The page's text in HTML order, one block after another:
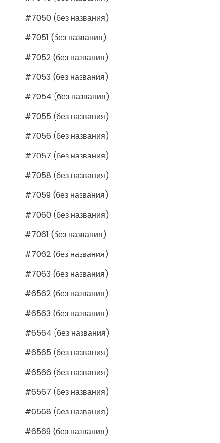
#7050 (без названия)
#7051 (без названия)
#7052 (без названия)
#7053 (без названия)
#7054 (без названия)
#7055 (без названия)
#7056 (без названия)
#7057 (без названия)
#7058 (без названия)
#7059 (без названия)
#7060 (без названия)
#7061 (без названия)
#7062 (без названия)
#7063 (без названия)
#6562 (без названия)
#6563 (без названия)
#6564 (без названия)
#6565 (без названия)
#6566 (без названия)
#6567 (без названия)
#6568 (без названия)
#6569 (без названия)